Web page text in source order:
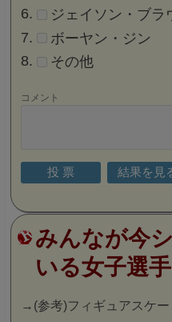
ジェイソン・ブラ
ボーヤン・ジン
その他
コメント
みんなが今
いる女子選
→ (参考)フィギュアスケ